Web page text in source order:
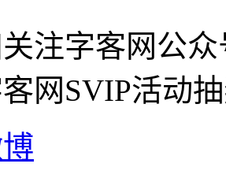
注字客网公众
网SVIP活动